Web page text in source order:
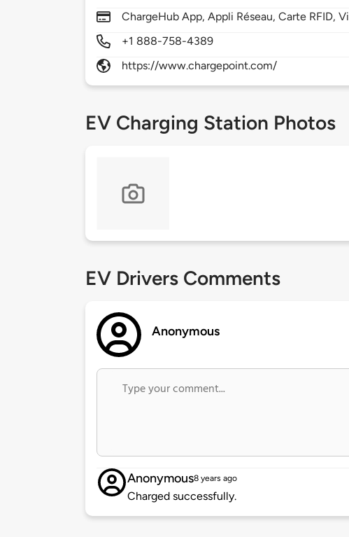
ChargeHub App, Appli Réseau, Carte RFID,
+1 888-758-4389
https://www.chargepoint.com/
EV Charging Station Photos
EV Drivers Comments
Anonymous
Anonymous8 years ago
Charged successfully.